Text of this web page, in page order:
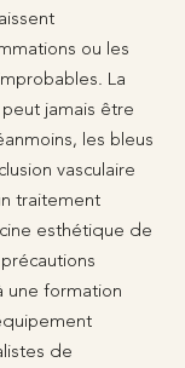
ou les
La
jamais être
les bleus
vasculaire
traitement
esthétique de
une formation
de